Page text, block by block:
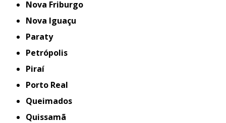
Nova Friburgo
Nova Iguaçu
Paraty
Petrópolis
Piraí
Porto Real
Queimados
Quissamã